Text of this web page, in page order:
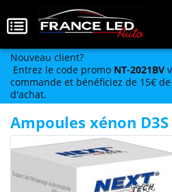
Nouveau client?
Entrez le code promo NT-2021BV
commande et bénéficiez de 15€
d'achat.
Ampoules xénon